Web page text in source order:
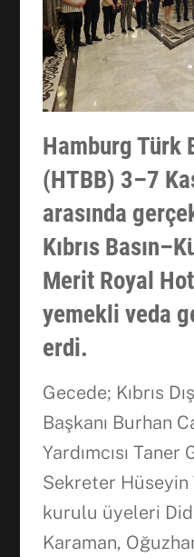
Hamburg Türk
(HTBB) 3–7
arasında
Kıbrıs
Merit Royal
yemekli veda
erdi.
Gecede; Kıbrıs
Başkanı Burhan
Yardımcısı Taner
Sekreter Hüseyin
kurulu üyeleri
Karaman,